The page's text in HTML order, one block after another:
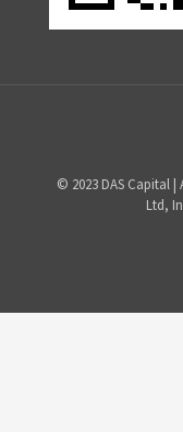
© 2023 DAS Capital |
Ltd,